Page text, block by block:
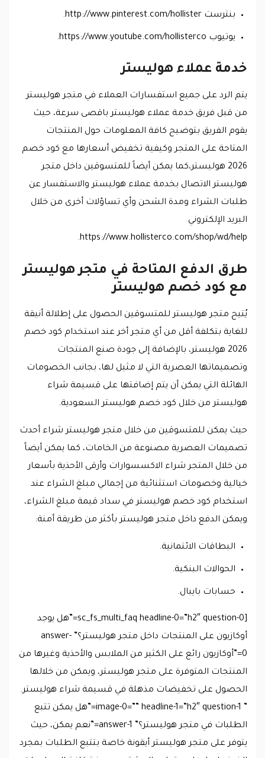
بنترست http://www.pinterest.com/hollister.
يوتيوب https://www.youtube.com/hollisterco.
خدمة عملاء هوليستر
يتم الرد على جميع استفسارات العملاء في متجر هوليستر
من قبل فريق خدمة عملاء هوليستر باقصى سرعة، حيث
يقوم الفريق بتوضيح كافة المعلومات حول المنتجات
المتاحة على المتجر وكيفية تخفيض أسعارها مع كود خصم
2026 هوليستر،كما يمكن أيضاً للمتسوقين داخل متجر
هوليستر الاتصال بخدمة عملاء هوليستر والاستفسار عن
طلبات الشراء ومدة الشحن وأي تساؤلات أخرى من خلال
البريد الإلكتروني
https://www.hollisterco.com/shop/wd/help.
طرق الدفع المتاحة في متجر هوليستر
مع كود خصم هوليستر
يُتيح متجر هوليستر للمتسوقين الحصول على إطلالة أنيقة
للغاية بتكلفة أقل من أي متجر أخر عند استخدام كود خصم
2026 هوليستر، بالإضافة إلى جودة صنع المنتجات
وتصميماتها العصرية التي لا مثيل لها، بجانب الخصومات
الهائلة التي يمكن أن يتم إضافتها على قسيمة شراء
هوليستر من خلال كود خصم هوليستر السعودية.
حيث يمكن للمتسوقين من خلال متجر هوليستر شراء أحدث
تصميمات العصرية مصنوعة من الخامات، كما يمكن أيضاً
من خلال المتجر شراء الاكسسوارات وأرقى الأحذية بأسعار
خيالية وخصومات استثنائية من إجمالي مبلغ الشراء عند
استخدام كود خصم هوليستر في سداد قيمة مبلغ الشراء،
ويمكن الدفع داخل متجر هوليستر بأكثر من طريقة أمنة:
البطاقات الائتمانية.
الحوالات البنكية.
حسابات بايبال.
[sc_fs_multi_faq headline-0=”h2″ question-0=”هل يوجد
أوكازيون على المنتجات داخل متجر هوليستر؟” answer-
0=”أوكازيون رائع على الكثير من الملابس والأحذية وغيرها من
المنتجات المتوفرة على متجر هوليستر، ويمكن من خلالها
الحصول على تخفيضات مذهلة في قسيمة شراء هوليستر.
” image-0=”” headline-1=”h2″ question-1=”هل يمكن تتبع
الطلبات في متجر هوليستر؟” answer-1=”نعم يمكن، حيث
يتوفر على متجر هوليستر أيقونة خاصة بتتبع الطلبات بمجرد